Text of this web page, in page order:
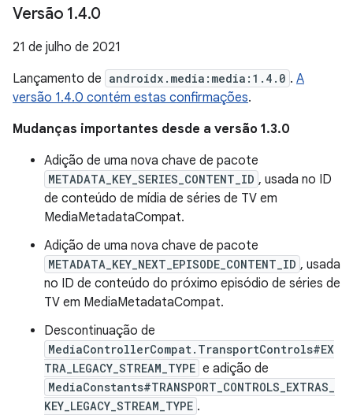
Versão 1.4.0
21 de julho de 2021
Lançamento de androidx.media:media:1.4.0 . A
versão 1.4.0 contém estas confirmações.
Mudanças importantes desde a versão 1.3.0
Adição de uma nova chave de pacote
METADATA_KEY_SERIES_CONTENT_ID , usada no ID
de conteúdo de mídia de séries de TV em
MediaMetadataCompat.
Adição de uma nova chave de pacote
METADATA_KEY_NEXT_EPISODE_CONTENT_ID , usada
no ID de conteúdo do próximo episódio de séries de
TV em MediaMetadataCompat.
Descontinuação de
MediaControllerCompat.TransportControls#EX
TRA_LEGACY_STREAM_TYPE e adição de
MediaConstants#TRANSPORT_CONTROLS_EXTRAS_
KEY_LEGACY_STREAM_TYPE .